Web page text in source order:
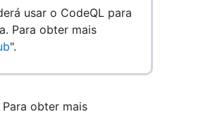
usar o CodeQL para
Para obter mais
".
obter mais